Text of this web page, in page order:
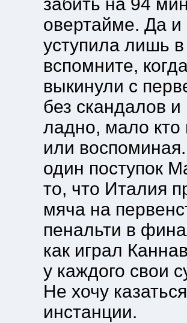
забить на 94
овертайме. Да
уступила лишь
вспомните,
выкинули с
без скандалов
ладно, мало кто
или
один поступок
то, что Италия
мяча на
пенальти в
как играл
у каждого свои
Не хочу
инстанции.